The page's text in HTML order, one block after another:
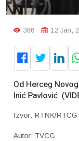
386 12 Jan,
Od Herceg
Inić Pavlović
Izvor: RTNK/RTCG
Autor: TVCG